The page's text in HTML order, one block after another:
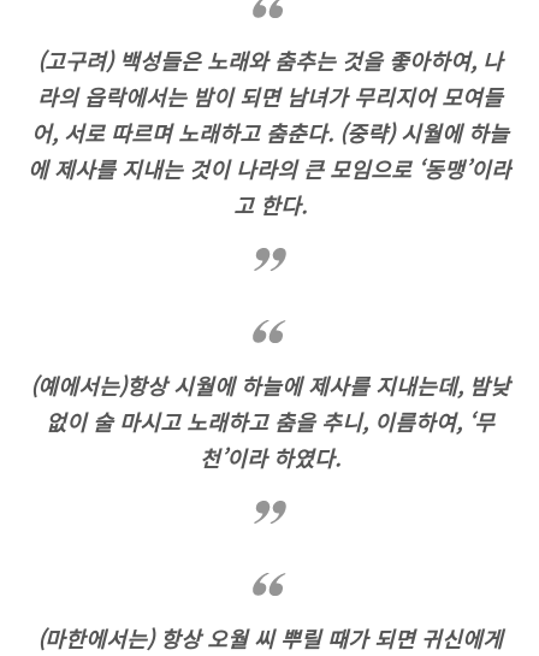
(고구려) 백성들은 노래와 춤추는 것을 좋아하여, 나
라의 읍락에서는 밤이 되면 남녀가 무리지어 모여들
어, 서로 따르며 노래하고 춤춘다. (중략) 시월에 하늘
에 제사를 지내는 것이 나라의 큰 모임으로 ‘동맹’이라
고 한다.
(예에서는)항상 시월에 하늘에 제사를 지내는데, 밤낮
없이 술 마시고 노래하고 춤을 추니, 이름하여, ‘무
천’이라 하였다.
(마한에서는) 항상 오월 씨 뿌릴 때가 되면 귀신에게